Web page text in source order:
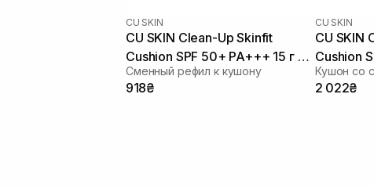
CU SKIN
CU SKIN Clean-Up Skinfit
Cushion SPF 50+ PA+++ 15 г 23
тон
Сменный рефил к кушону
918₴
CU SKIN
CU SKIN
Cushion
15 г 21
Кушон со
2 022₴